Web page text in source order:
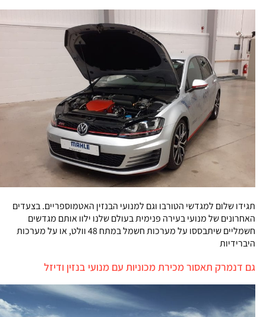
תגידו שלום למגדשי הטורבו וגם למנועי הבנזין האטמוספריים. בצעדים
האחרונים של מנועי בעירה פנימית בעולם שלנו ילוו אותם מגדשים
חשמליים שיתבססו על מערכות חשמל במתח 48 וולט, או על מערכות
היברידיות
גם דנמרק תאסור מכירת מכוניות עם מנועי בנזין ודיזל